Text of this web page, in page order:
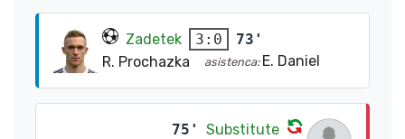
Zadetek 3:0
73'
R. Prochazka
asistenca: E. Daniel
75' Substitute